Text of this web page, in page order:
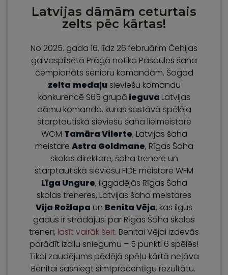
Latvijas dāmām ceturtais
zelts pēc kārtas!
No 2025. gada 16. līdz 26.februārim Čehijas
galvaspilsētā Prāgā notika Pasaules šaha
čempionāts senioru komandām. Šogad
zelta medaļusieviešu komandu
konkurencē S65 grupā ieguva Latvijas
dāmu komanda, kuras sastāvā spēlēja
starptautiskā sieviešu šaha lielmeistare
WGM Tamāra Vilerte, Latvijas šaha
meistare Astra Goldmane, Rīgas Šaha
skolas direktore, šaha trenere un
starptautiskā sieviešu FIDE meistare WFM
Līga Ungure, ilggadējās Rīgas Šaha
skolas treneres, Latvijas šaha meistares
Vija Rožlapa un Benita Vēja, kas ilgus
gadus ir strādājusi par Rīgas Šaha skolas
treneri, lasīt vairāk šeit. Benitai Vējai izdevās
parādīt izcilu sniegumu – 5 punkti 6 spēlēs!
Tikai zaudējums pēdējā spēļu kārtā neļāva
Benitai sasniegt simtprocentīgu rezultātu.